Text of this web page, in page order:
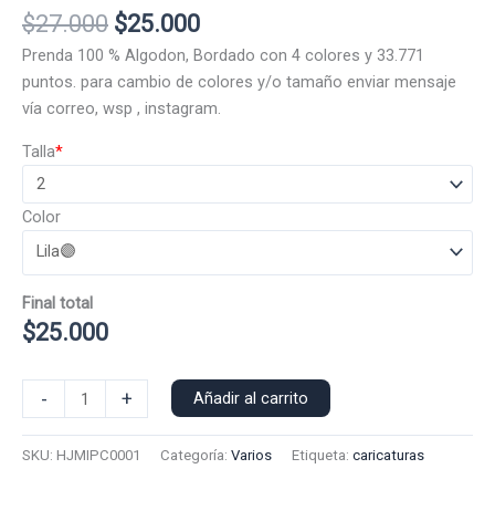
$27.000 El
precio
original
era:
$25.000El
precio
actual
es:
Prenda 100 % Algodon, Bordado con 4 colores y 33.771
puntos. para cambio de colores y/o tamaño enviar mensaje
vía correo, wsp , instagram.
*
Talla
Color
Final total
$25.000
-
Capucha
+ Añadir al carrito
SKU: HJMIPC0001 Categoría: Varios Etiqueta: caricaturas